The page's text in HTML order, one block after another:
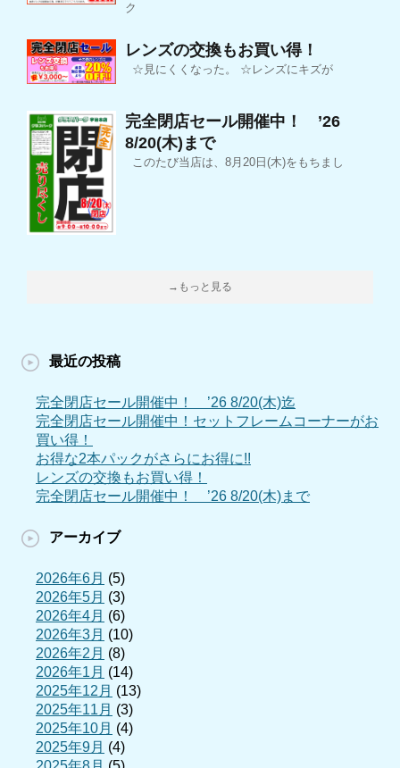
ク
レンズの交換もお買い得！
☆見にくくなった。 ☆レンズにキズが
完全閉店セール開催中！ ’26
8/20(木)まで
このたび当店は、8月20日(木)をもちまし
→もっと見る
最近の投稿
完全閉店セール開催中！ ’26 8/20(木)迄
完全閉店セール開催中！セットフレームコーナーがお
買い得！
お得な2本パックがさらにお得に!!
レンズの交換もお買い得！
完全閉店セール開催中！ ’26 8/20(木)まで
アーカイブ
2026年6月 (5)
2026年5月 (3)
2026年4月 (6)
2026年3月 (10)
2026年2月 (8)
2026年1月 (14)
2025年12月 (13)
2025年11月 (3)
2025年10月 (4)
2025年9月 (4)